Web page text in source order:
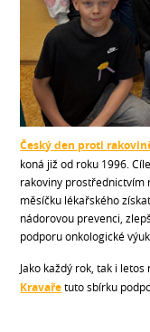
Český den proti
koná již od roku 1996.
rakoviny prostřednictvím
měsíčku lékařského
nádorovou prevenci,
podporu onkologické
Jako každý rok, tak i
Kravařetuto sbírku